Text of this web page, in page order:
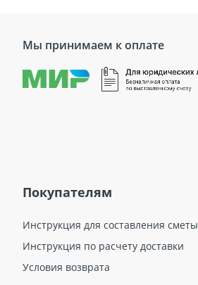
Мы принимаем к оплате
Покупателям
Инструкция для составления сметы
Инструкция по расчету доставки
Условия возврата